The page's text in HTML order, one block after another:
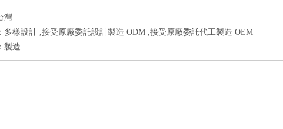
灣
多樣設計 ,接受原廠委託設計製造 ODM ,接受原廠委託代工製造 OEM
製造